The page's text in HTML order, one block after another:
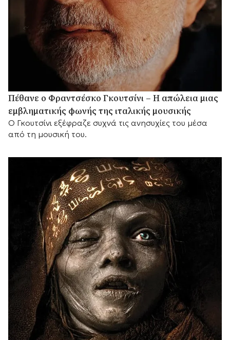
Πέθανε ο Φραντσέσκο Γκουτσίνι – Η απώλεια μιας
εμβληματικής φωνής της ιταλικής μουσικής
Ο Γκουτσίνι εξέφραζε συχνά τις ανησυχίες του μέσα
από τη μουσική του.